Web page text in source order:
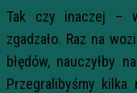
Tak czy inaczej –
zgadzało. Raz na
błędów, nauczyłby
Przegralibyśmy kilka